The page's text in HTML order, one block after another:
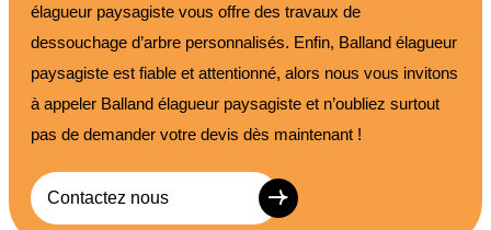
élagueur paysagiste vous offre des travaux de
dessouchage d’arbre personnalisés. Enfin, Balland élagueur
paysagiste est fiable et attentionné, alors nous vous invitons
à appeler Balland élagueur paysagiste et n’oubliez surtout
pas de demander votre devis dès maintenant !
Contactez nous